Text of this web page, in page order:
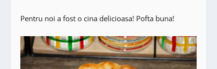
Pentru noi a fost o cina delicioasa! Pofta buna!